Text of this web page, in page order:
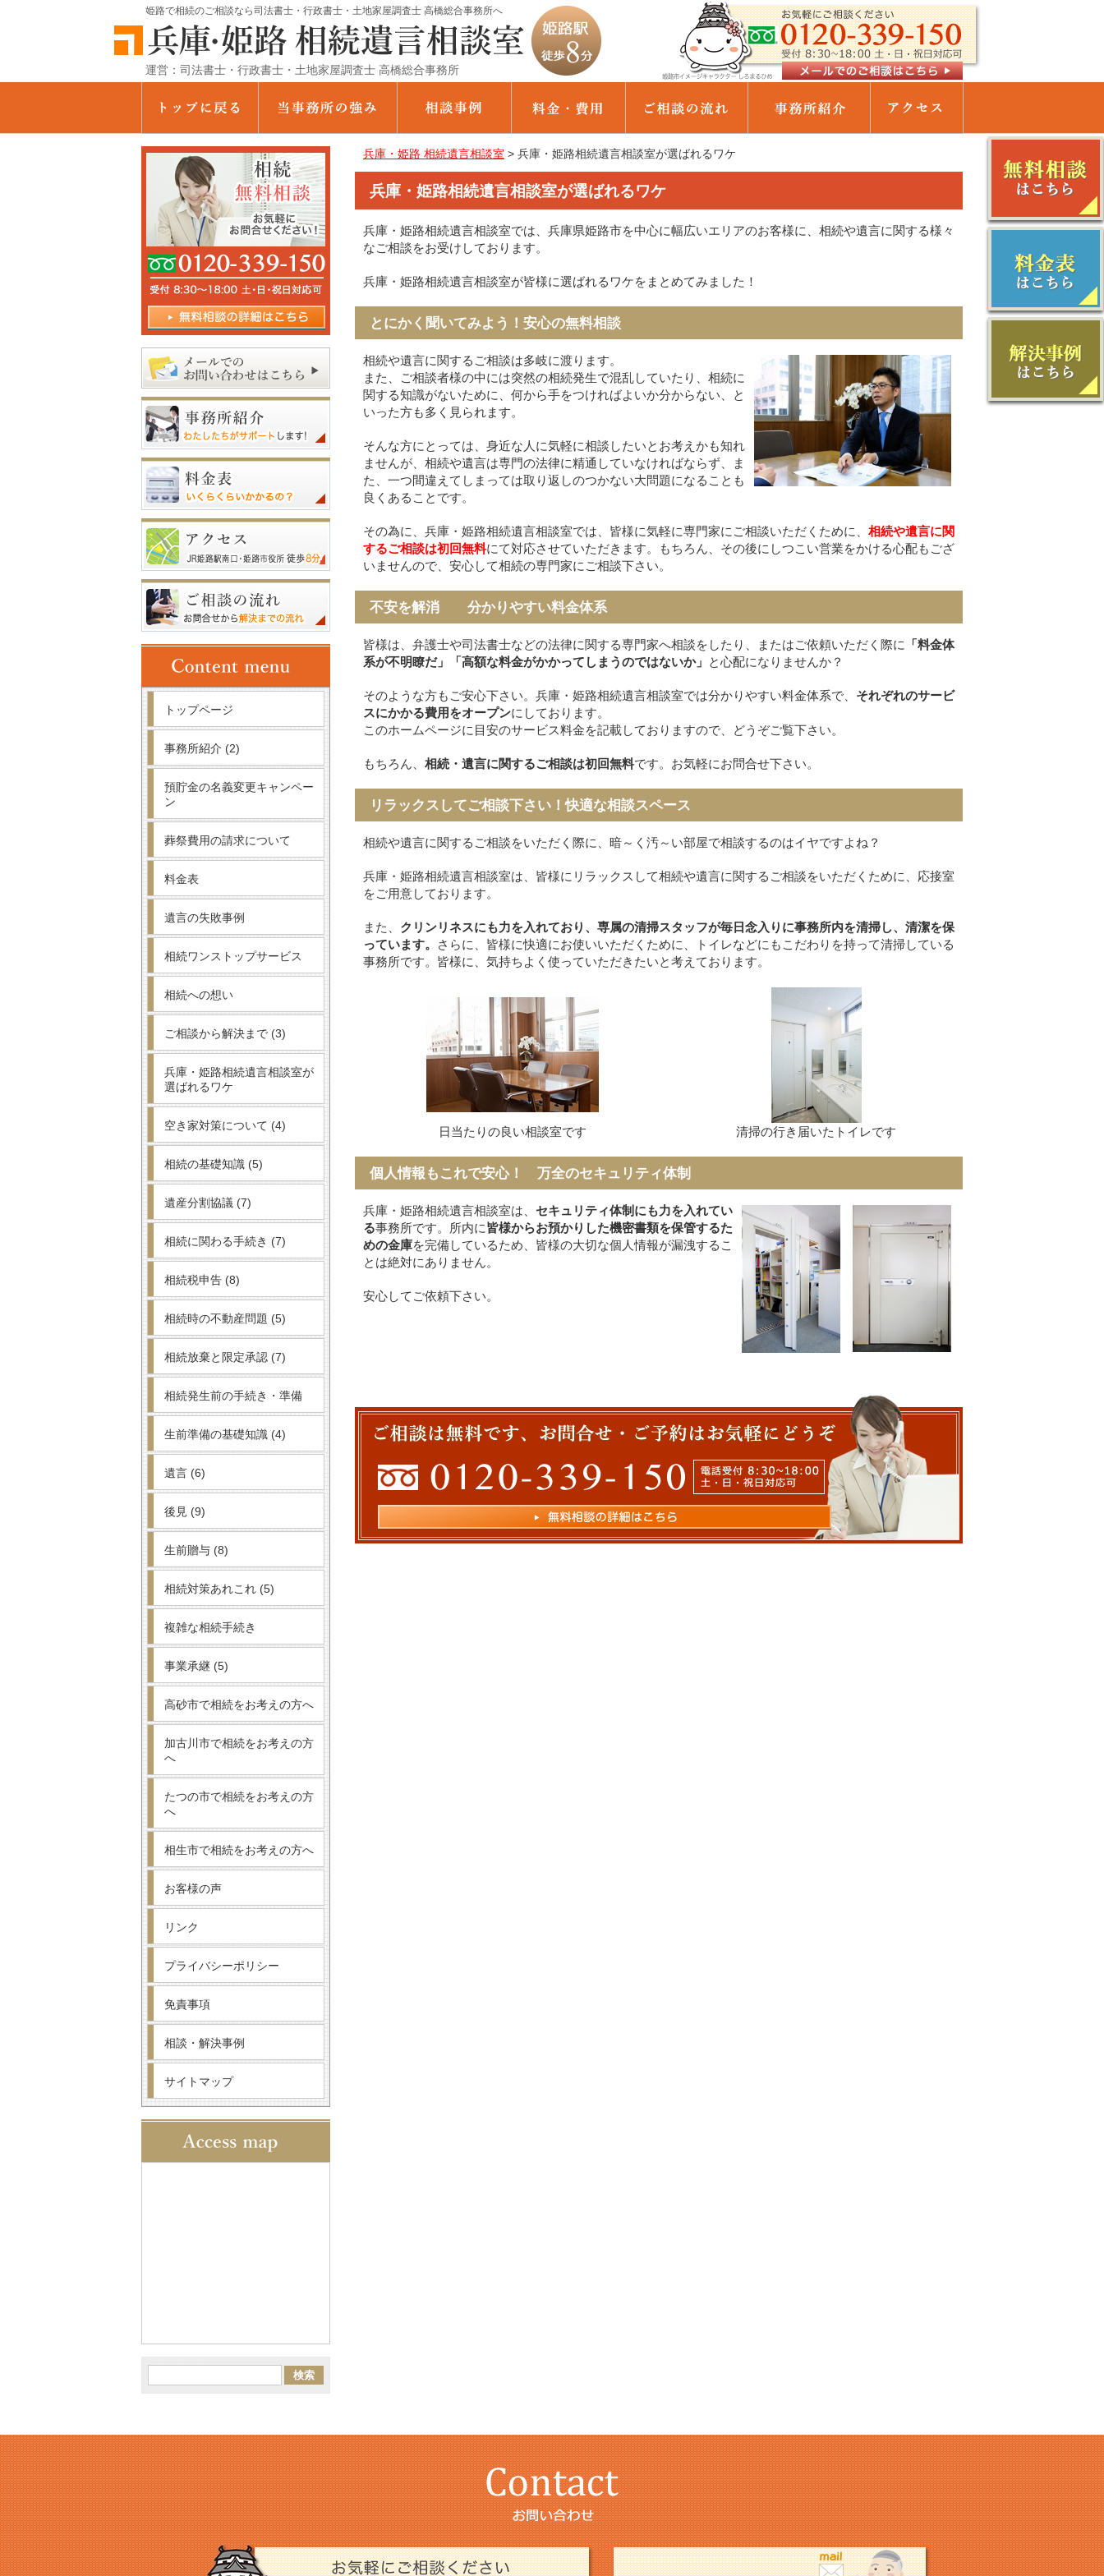
姫路で相続のご相談なら司法書士・行政書士・土地家屋調査士 高橋総合事務所へ
運営：司法書士・行政書士・土地家屋調査士 高橋総合事務所
兵庫・姫路 相続遺言相談室 > 兵庫・姫路相続遺言相談室が選ばれるワケ
兵庫・姫路相続遺言相談室が選ばれるワケ
兵庫・姫路相続遺言相談室では、兵庫県姫路市を中心に幅広いエリアのお客様に、相続や遺言に関する様々
なご相談をお受けしております。
兵庫・姫路相続遺言相談室が皆様に選ばれるワケをまとめてみました！
とにかく聞いてみよう！安心の無料相談
相続や遺言に関するご相談は多岐に渡ります。
また、ご相談者様の中には突然の相続発生で混乱していたり、相続に
関する知識がないために、何から手をつければよいか分からない、と
いった方も多く見られます。
そんな方にとっては、身近な人に気軽に相談したいとお考えかも知れ
ませんが、相続や遺言は専門の法律に精通していなければならず、ま
た、一つ間違えてしまっては取り返しのつかない大問題になることも
良くあることです。
その為に、兵庫・姫路相続遺言相談室では、皆様に気軽に専門家にご相談いただくために、 相続や遺言に関
するご相談は初回無料にて対応させていただきます。もちろん、その後にしつこい営業をかける心配もござ
いませんので、安心して相続の専門家にご相談下さい。
不安を解消 分かりやすい料金体系
皆様は、弁護士や司法書士などの法律に関する専門家へ相談をしたり、またはご依頼いただく際に
「料金体
系が不明瞭だ」「高額な料金がかかってしまうのではないか」 と心配になりませんか？
そのような方もご安心下さい。兵庫・姫路相続遺言相談室では分かりやすい料金体系で、 それぞれのサービ
スにかかる費用をオープンにしております。
このホームページに目安のサービス料金を記載しておりますので、どうぞご覧下さい。
もちろん、 相続・遺言に関するご相談は初回無料です。お気軽にお問合せ下さい。
リラックスしてご相談下さい！快適な相談スペース
相続や遺言に関するご相談をいただく際に、暗～く汚～い部屋で相談するのはイヤですよね？
兵庫・姫路相続遺言相談室は、皆様にリラックスして相続や遺言に関するご相談をいただくために、応接室
をご用意しております。
また、 クリンリネスにも力を入れており、専属の清掃スタッフが毎日念入りに事務所内を清掃し、清潔を保
っています。
さらに、皆様に快適にお使いいただくために、トイレなどにもこだわりを持って清掃している
事務所です。皆様に、気持ちよく使っていただきたいと考えております。
日当たりの良い相談室です 清掃の行き届いたトイレです
個人情報もこれで安心！ 万全のセキュリティ体制
兵庫・姫路相続遺言相談室は、 セキュリティ体制にも力を入れてい
る事務所です。所内に皆様からお預かりした機密書類を保管するた
めの金庫を完備しているため、皆様の大切な個人情報が漏洩するこ
とは絶対にありません。
安心してご依頼下さい。
トップページ
事務所紹介 (2)
預貯金の名義変更キャンペー
ン
葬祭費用の請求について
料金表
遺言の失敗事例
相続ワンストップサービス
相続への想い
ご相談から解決まで (3)
兵庫・姫路相続遺言相談室が
選ばれるワケ
空き家対策について (4)
相続の基礎知識 (5)
遺産分割協議 (7)
相続に関わる手続き (7)
相続税申告 (8)
相続時の不動産問題 (5)
相続放棄と限定承認 (7)
相続発生前の手続き・準備
生前準備の基礎知識 (4)
遺言 (6)
後見 (9)
生前贈与 (8)
相続対策あれこれ (5)
複雑な相続手続き
事業承継 (5)
高砂市で相続をお考えの方へ
加古川市で相続をお考えの方
へ
たつの市で相続をお考えの方
へ
相生市で相続をお考えの方へ
お客様の声
リンク
プライバシーポリシー
免責事項
相談・解決事例
サイトマップ